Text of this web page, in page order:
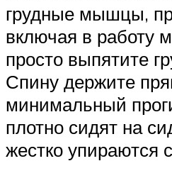
грудные мышцы,
включая в работу
просто выпятите
Спину держите
минимальный
плотно сидят на
жестко упираются